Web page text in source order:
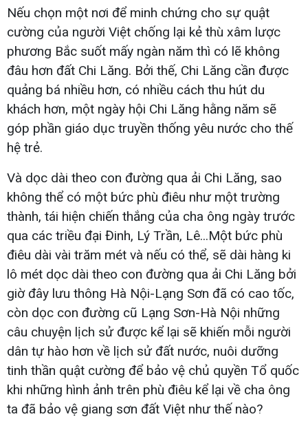
Nếu chọn một nơi để minh chứng cho sự quật
cường của người Việt chống lại kẻ thù xâm lược
phương Bắc suốt mấy ngàn năm thì có lẽ không
đâu hơn đất Chi Lăng. Bởi thế, Chi Lăng cần được
quảng bá nhiều hơn, có nhiều cách thu hút du
khách hơn, một ngày hội Chi Lăng hằng năm sẽ
góp phần giáo dục truyền thống yêu nước cho thế
hệ trẻ.
Và dọc dài theo con đường qua ải Chi Lăng, sao
không thể có một bức phù điêu như một trường
thành, tái hiện chiến thắng của cha ông ngày trước
qua các triều đại Đinh, Lý Trần, Lê...Một bức phù
điêu dài vài trăm mét và nếu có thể, sẽ dài hàng ki
lô mét dọc dài theo con đường qua ải Chi Lăng bởi
giờ đây lưu thông Hà Nội-Lạng Sơn đã có cao tốc,
còn dọc con đường cũ Lạng Sơn-Hà Nội những
câu chuyện lịch sử được kể lại sẽ khiến mỗi người
dân tự hào hơn về lịch sử đất nước, nuôi dưỡng
tinh thần quật cường để bảo vệ chủ quyền Tổ quốc
khi những hình ảnh trên phù điêu kể lại về cha ông
ta đã bảo vệ giang sơn đất Việt như thế nào?